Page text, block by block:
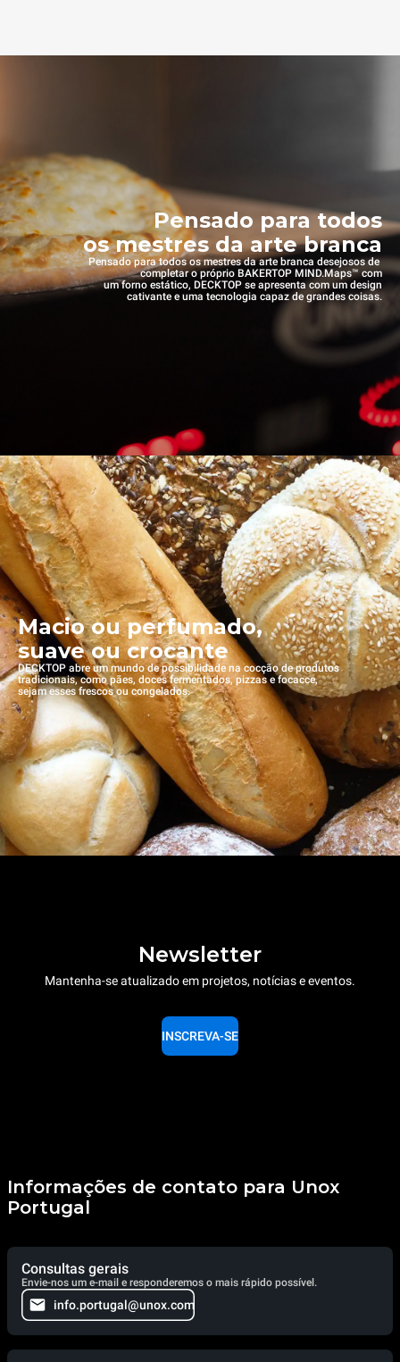
Pensado para todos
os mestres da arte branca
Pensado para todos os mestres da arte branca desejosos de
completar o próprio BAKERTOP MIND.Maps™ com
um forno estático, DECKTOP se apresenta com um design
cativante e uma tecnologia capaz de grandes coisas.
Macio ou perfumado,
suave ou crocante
DECKTOP abre um mundo de possibilidade na cocção de produtos
tradicionais, como pães, doces fermentados, pizzas e focacce,
sejam esses frescos ou congelados.
Newsletter
Mantenha-se atualizado em projetos, notícias e eventos.
INSCREVA-SE
Informações de contato para Unox
Portugal
Consultas gerais
Envie-nos um e-mail e responderemos o mais rápido possível.
info.portugal@unox.com